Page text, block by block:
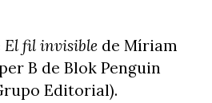
El fil invisiblede Míriam
B de Blok Penguin
Editorial).